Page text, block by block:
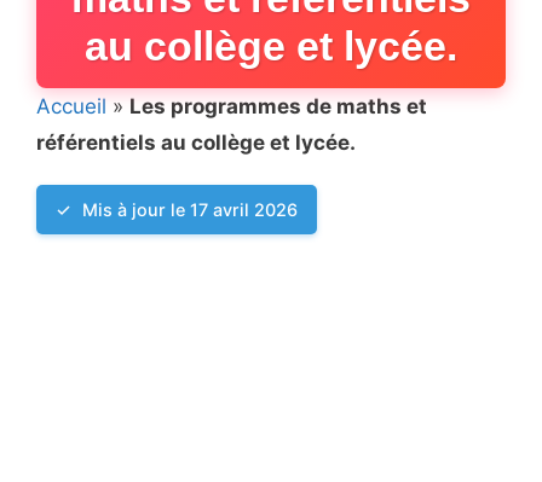
au collège et lycée.
Accueil » Les programmes de maths et
référentiels au collège et lycée.
Mis à jour le 17 avril 2026